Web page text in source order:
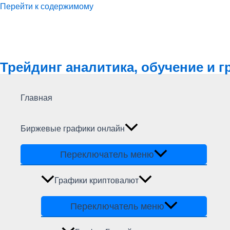
Перейти к содержимому
Трейдинг аналитика, обучение и
Главная
Биржевые графики онлайн
Переключатель меню
Графики криптовалют
Переключатель меню